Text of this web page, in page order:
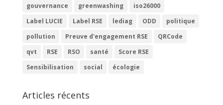
gouvernance
greenwashing
iso26000
Label LUCIE
Label RSE lediag ODD
politique
pollution
Preuve d'engagement RSE
QRCode
qvt
RSE RSO santé
Score RSE
Sensibilisation
social écologie
Articles récents